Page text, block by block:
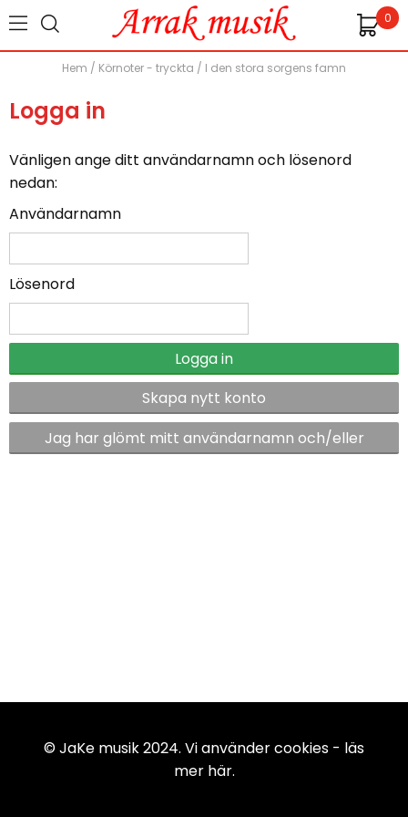
0
Hem / Körnoter - tryckta / I den stora sorgens famn
Logga in
Vänligen ange ditt användarnamn och lösenord
nedan:
Användarnamn
Lösenord
Logga in
Skapa nytt konto
Jag har glömt mitt användarnamn och/eller
© JaKe musik 2024. Vi använder cookies - läs
mer här.